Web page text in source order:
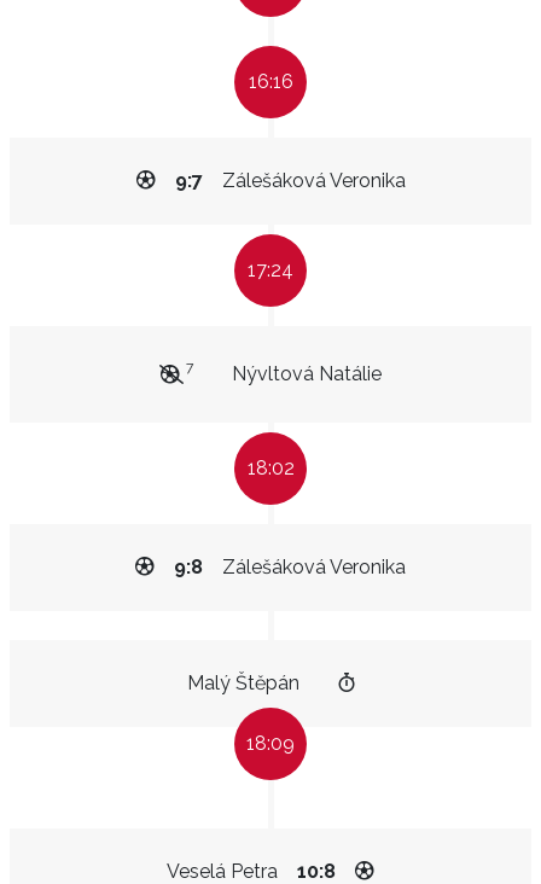
16:16
Zálešáková Veronika
9:7
17:24
Nývltová Natálie
7
18:02
Zálešáková Veronika
9:8
Malý Štěpán
18:09
Veselá Petra 10:8